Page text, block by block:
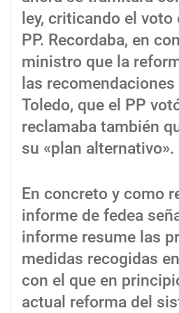
ley, criticando el voto
PP. Recordaba, en
ministro que la
las
Toledo, que el PP
reclamaba también
su «plan alternativo».
En concreto y como
informe de fedea
informe resume las
medidas recogidas
con el que en
actual reforma del